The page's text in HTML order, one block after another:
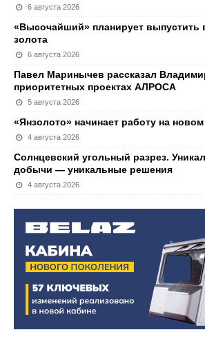
6 августа 2026
«Высочайший» планирует выпустить
золота
6 августа 2026
Павел Маринычев рассказал
приоритетных проектах АЛРОСА
5 августа 2026
«Янзолото» начинает работу на новом
4 августа 2026
Солнцевский угольный разрез.
добычи — уникальные решения
4 августа 2026